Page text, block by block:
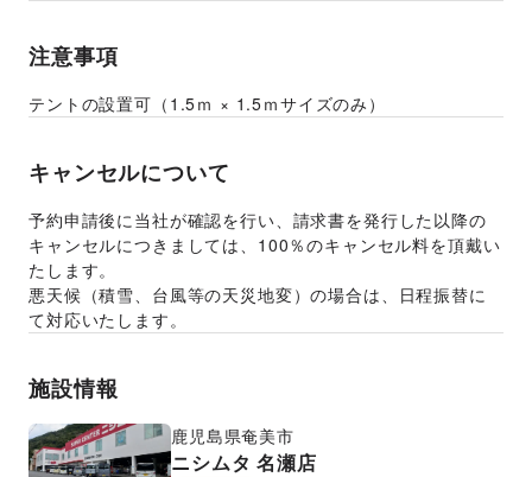
注意事項
テントの設置可（1.5ｍ × 1.5ｍサイズのみ）
キャンセルについて
予約申請後に当社が確認を行い、請求書を発行した以降の
キャンセルにつきましては、100％のキャンセル料を頂戴い
たします。
悪天候（積雪、台風等の天災地変）の場合は、日程振替に
て対応いたします。
施設情報
鹿児島県奄美市
ニシムタ 名瀬店